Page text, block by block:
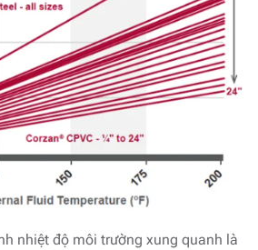
nhiệt độ môi trường xung quanh là